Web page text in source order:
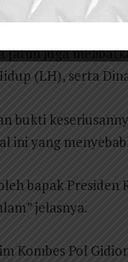
Wisnu Andiko,
Jatim juga
(LH), serta
bukti
ini yang
bapak
jelasnya.
Kombes Pol